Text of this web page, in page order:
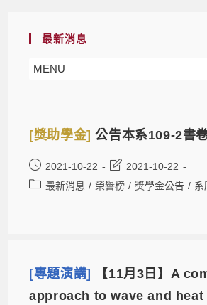
最新消息
MENU
[獎助學金]公告本系109-2書
2021-10-22
2021-10-22
最新消息 / 榮譽榜 / 獎學金公告 / 系
[專題演講]
【11月3日】A
approach to wave and